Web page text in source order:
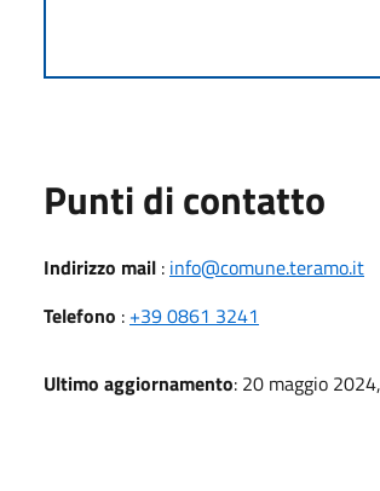
Punti di contatto
Indirizzo mail : info@comune.teramo.it
Telefono : +39 0861 3241
Ultimo aggiornamento: 20 maggio